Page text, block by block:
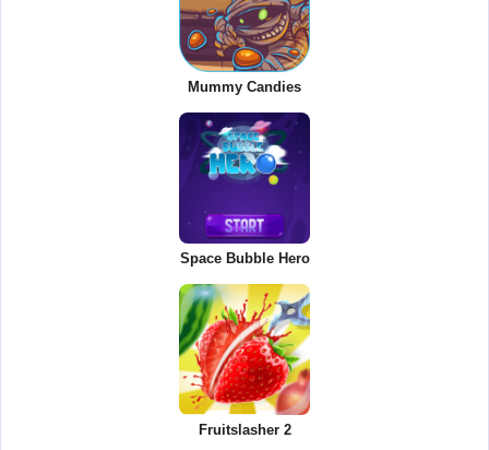
Mummy Candies
Space Bubble Hero
Fruitslasher 2